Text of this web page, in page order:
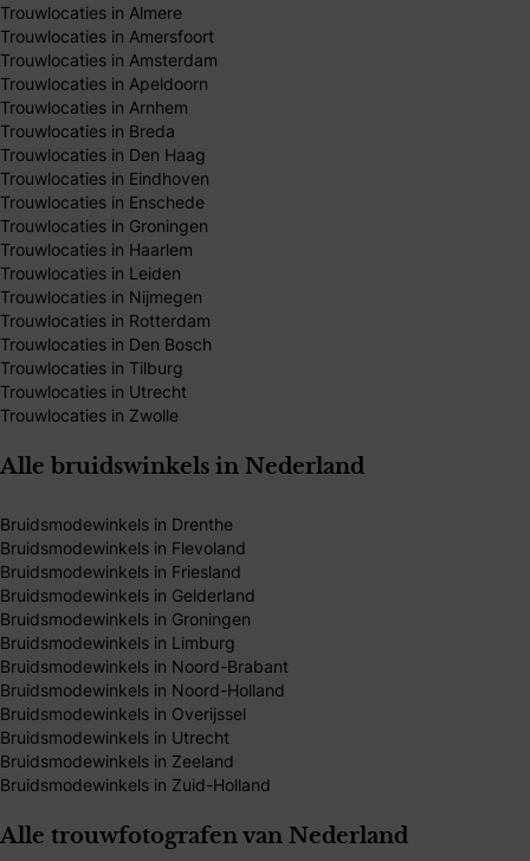
Trouwlocaties in Almere
Trouwlocaties in Amersfoort
Trouwlocaties in Amsterdam
Trouwlocaties in Apeldoorn
Trouwlocaties in Arnhem
Trouwlocaties in Breda
Trouwlocaties in Den Haag
Trouwlocaties in Eindhoven
Trouwlocaties in Enschede
Trouwlocaties in Groningen
Trouwlocaties in Haarlem
Trouwlocaties in Leiden
Trouwlocaties in Nijmegen
Trouwlocaties in Rotterdam
Trouwlocaties in Den Bosch
Trouwlocaties in Tilburg
Trouwlocaties in Utrecht
Trouwlocaties in Zwolle
Alle bruidswinkels in Nederland
Bruidsmodewinkels in Drenthe
Bruidsmodewinkels in Flevoland
Bruidsmodewinkels in Friesland
Bruidsmodewinkels in Gelderland
Bruidsmodewinkels in Groningen
Bruidsmodewinkels in Limburg
Bruidsmodewinkels in Noord-Brabant
Bruidsmodewinkels in Noord-Holland
Bruidsmodewinkels in Overijssel
Bruidsmodewinkels in Utrecht
Bruidsmodewinkels in Zeeland
Bruidsmodewinkels in Zuid-Holland
Alle trouwfotografen van Nederland